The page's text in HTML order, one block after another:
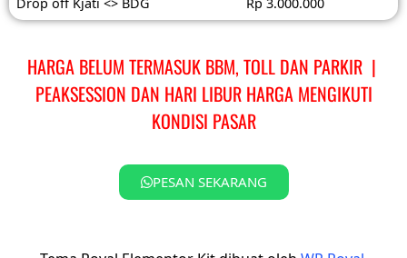
HARGA BELUM TERMASUK BBM, TOLL DAN PARKIR |
PEAKSESSION DAN HARI LIBUR HARGA MENGIKUTI
KONDISI PASAR
PESAN SEKARANG